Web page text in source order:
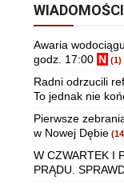
WIADOMOŚCI
Awaria
godz. 17:00 N (1)
Radni odrzucili
To jednak nie
Pierwsze
w Nowej Dębie
W CZWARTEK I
PRĄDU.